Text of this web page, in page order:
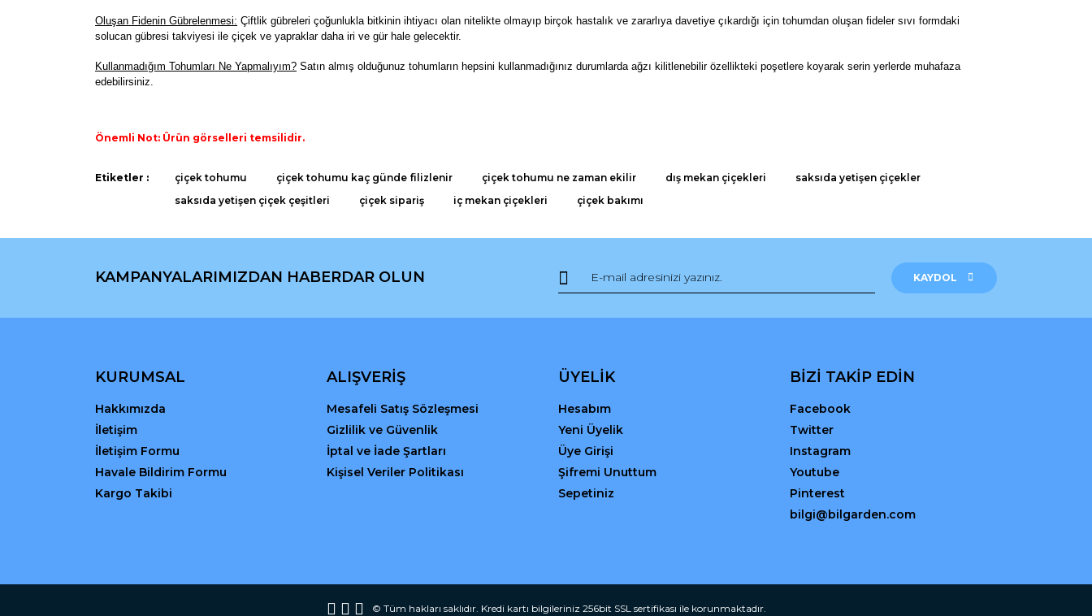
Oluşan Fidenin Gübrelenmesi: Çiftlik gübreleri çoğunlukla bitkinin ihtiyacı olan nitelikte olmayıp birçok hastalık ve zararlıya davetiye çıkardığı için tohumdan oluşan fideler sıvı formdaki
solucan gübresi takviyesi ile çiçek ve yapraklar daha iri ve gür hale gelecektir.
Kullanmadığım Tohumları Ne Yapmalıyım? Satın almış olduğunuz tohumların hepsini kullanmadığınız durumlarda ağzı kilitlenebilir özellikteki poşetlere koyarak serin yerlerde muhafaza
edebilirsiniz.
Önemli Not: Ürün görselleri temsilidir.
Bu ürüne ilk yorumu siz yapın!
Bu ürünün fiyat bilgisi, resim, ürün açıklamalarında ve diğer konularda yetersiz gördüğünüz noktaları öneri formunu kullanarak tarafımıza iletebilirsiniz.
Ürün bilgilerinde hatalar bulunuyor.
Gönder
Etiketler : çiçek tohumu çiçek tohumu kaç günde filizlenir çiçek tohumu ne zaman ekilir dış mekan çiçekleri
saksıda yetişen çiçekler
saksıda yetişen çiçek çeşitleri
çiçek sipariş iç mekan çiçekleri çiçek bakımı
KAMPANYALARIMIZDAN HABERDAR OLUN KAYDOL
KURUMSAL
Hakkımızda
İletişim
İletişim Formu
Havale Bildirim Formu
Kargo Takibi
ALIŞVERİŞ
Mesafeli Satış Sözleşmesi
Gizlilik ve Güvenlik
İptal ve İade Şartları
Kişisel Veriler Politikası
ÜYELİK
Hesabım
Yeni Üyelik
Üye Girişi
Şifremi Unuttum
Sepetiniz
BİZİ TAKİP EDİN
Facebook
Twitter
Instagram
Youtube
Pinterest
bilgi@bilgarden.com
© Tüm hakları saklıdır. Kredi kartı bilgileriniz 256bit SSL sertifikası ile korunmaktadır.